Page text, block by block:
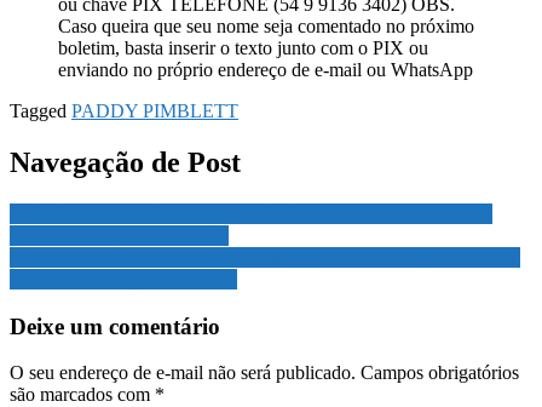
ou chave PIX TELEFONE (54 9 9136 3402) OBS.
Caso queira que seu nome seja comentado no próximo
boletim, basta inserir o texto junto com o PIX ou
enviando no próprio endereço de e-mail ou WhatsApp
Tagged PADDY PIMBLETT
Navegação de Post
Deixe um comentário
O seu endereço de e-mail não será publicado. Campos obrigatórios
são marcados com *